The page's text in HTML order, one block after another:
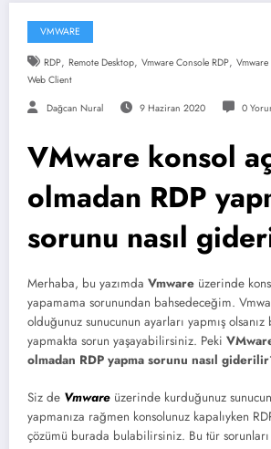
VMWARE
RDP, Remote Desktop, Vmware Console RDP,
Web Client
Dağcan Nural 9 Haziran 2020 0
VMware konsol
olmadan RDP
sorunu nasıl
Merhaba, bu yazımda Vmware üzerinde
yapamama sorunundan bahsedeceğim.
olduğunuz sunucunun ayarları yapmış
yapmakta sorun yaşayabilirsiniz. Peki
olmadan RDP yapma sorunu nasıl
Siz de Vmware üzerinde kurduğunuz
yapmanıza rağmen konsolunuz kapalıyken
çözümü burada bulabilirsiniz. Bu tür